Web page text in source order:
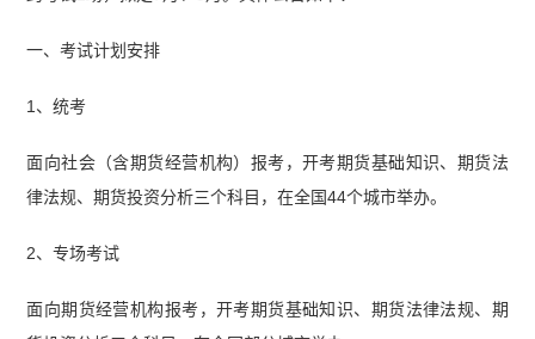
一、考试计划安排
1、统考
面向社会（含期货经营机构）报考，开考期货基础知识、期货法
律法规、期货投资分析三个科目，在全国44个城市举办。
2、专场考试
面向期货经营机构报考，开考期货基础知识、期货法律法规、期